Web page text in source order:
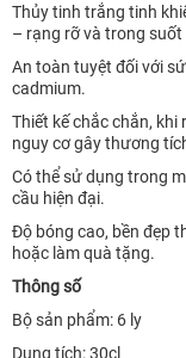
Thủy tinh trắng tinh
– rạng rỡ và trong suốt
An toàn tuyệt đối với
cadmium.
Thiết kế chắc chắn,
nguy cơ gây thương
Có thể sử dụng trong
cầu hiện đại.
Độ bóng cao, bền đẹp
hoặc làm quà tặng.
Thông số
Bộ sản phẩm: 6 ly
Dung tích: 30cl